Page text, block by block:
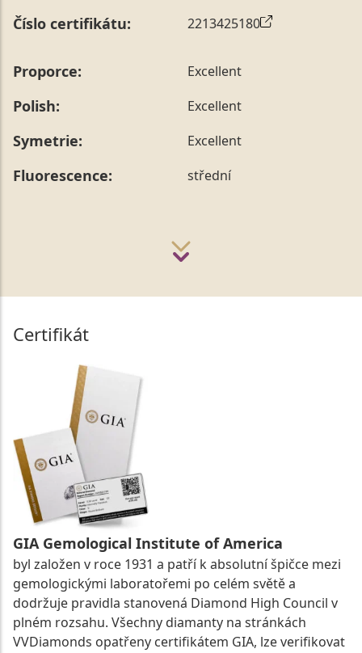
Číslo certifikátu: 2213425180
Proporce: Excellent
Polish: Excellent
Symetrie: Excellent
Fluorescence: střední
Certifikát
GIA Gemological Institute of America
byl založen v roce 1931 a patří k absolutní špičce mezi
gemologickými laboratořemi po celém světě a
dodržuje pravidla stanovená Diamond High Council v
plném rozsahu. Všechny diamanty na stránkách
VVDiamonds opatřeny certifikátem GIA, lze verifikovat